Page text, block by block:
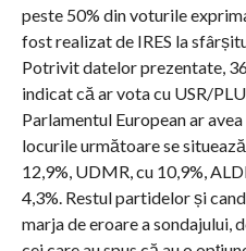
peste 50% din voturile
fost realizat de IRES la
Potrivit datelor prezentate,
indicat că ar vota cu USR/
Parlamentul European ar
locurile următoare se
12,9%, UDMR, cu 10,9%,
4,3%. Restul partidelor și
marja de eroare a sondajului,